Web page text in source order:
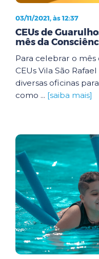
03/11/2021, às 12:37
CEUs de
mês da
Para celebrar o mês
CEUs Vila São
diversas oficinas
como ... [saiba mais]